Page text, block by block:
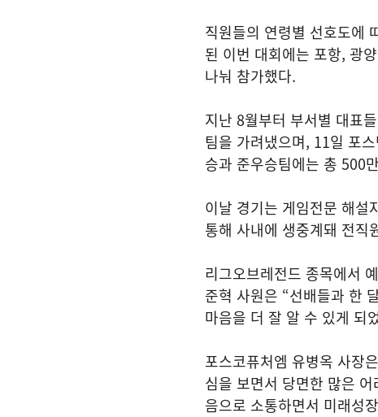
직원들의 연령별 선호도에
된 이번 대회에는 포항, 광
나눠 참가했다.
지난 8월부터 부서별 대표
팀을 가려냈으며, 11일 포
승과 준우승팀에는 총 500
이날 경기는 게임전문 해설
통해 사내에 생중계돼 전직
리그오브레전드 종목에서
준혁 사원은 “선배들과 한
마음을 더 잘 알 수 있게 되
포스코퓨처엠 유병옥 사장
심을 보면서 당면한 많은
음으로 소통하면서 미래성